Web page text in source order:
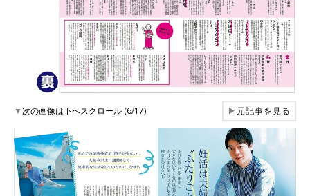
▼次の画像は下へスクロール (6/17) ▶元記事を見る